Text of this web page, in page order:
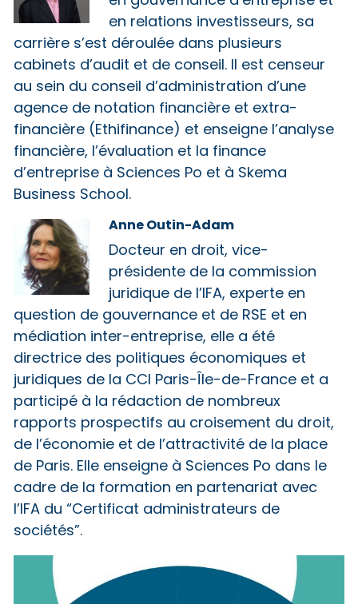
en relations investisseurs, sa
carrière s’est déroulée dans plusieurs
cabinets d’audit et de conseil. Il est censeur
au sein du conseil d’administration d’une
agence de notation financière et extra-
financière (Ethifinance) et enseigne l’analyse
financière, l’évaluation et la finance
d’entreprise à Sciences Po et à Skema
Business School.
Anne Outin-Adam
Docteur en droit, vice-
présidente de la commission
juridique de l’IFA, experte en
question de gouvernance et de RSE et en
médiation inter-entreprise, elle a été
directrice des politiques économiques et
juridiques de la CCI Paris-Île-de-France et a
participé à la rédaction de nombreux
rapports prospectifs au croisement du droit,
de l’économie et de l’attractivité de la place
de Paris. Elle enseigne à Sciences Po dans le
cadre de la formation en partenariat avec
l’IFA du “Certificat administrateurs de
sociétés”.